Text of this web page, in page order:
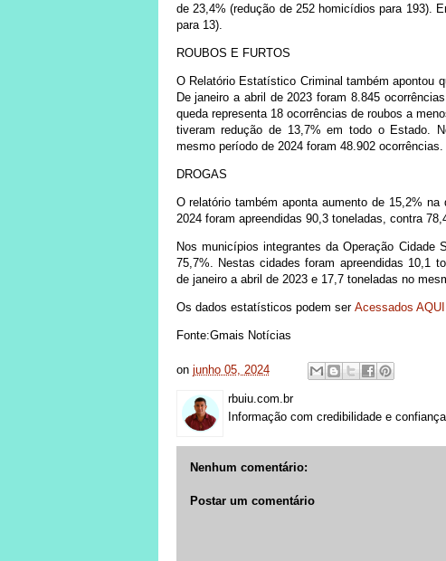
de 23,4% (redução de 252 homicídios para 193).
para 13).
ROUBOS E FURTOS
O Relatório Estatístico Criminal também apontou
De janeiro a abril de 2023 foram 8.845
queda representa 18 ocorrências de roubos a
tiveram redução de 13,7% em todo o Estado.
mesmo período de 2024 foram 48.902 ocorrências.
DROGAS
O relatório também aponta aumento de 15,2%
2024 foram apreendidas 90,3 toneladas, contra
Nos municípios integrantes da Operação
75,7%. Nestas cidades foram apreendidas 10,1
de janeiro a abril de 2023 e 17,7 toneladas no
Os dados estatísticos podem ser Acessados AQUI
Fonte:Gmais Notícias
on junho 05, 2024
rbuiu.com.br
Informação com credibilidade e confiança.
Nenhum comentário:
Postar um comentário